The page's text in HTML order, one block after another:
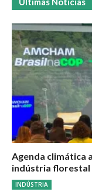
Agenda climática
indústria florestal
INDÚSTRIA